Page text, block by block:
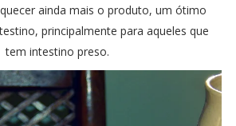
ainda mais o produto, um ótimo
principalmente para aqueles que
tem intestino preso.